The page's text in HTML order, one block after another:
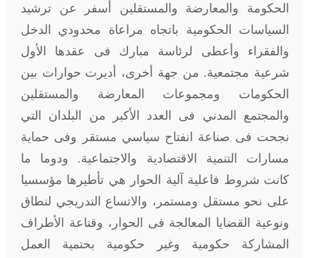
الحكومة والمعارضة والمستقلين أسفر عن ترشيد
السياسات الحكومية باتجاه مراعاة محدودي الدخل
والفقراء وأعطى لرئاسة مبارك فى عقدها الأول
شرعية مجتمعية. من جهة أخرى، أديرت حوارات بين
الحكومات ومجموعات المعارضة والمستقلين
والمجتمع المدني فى العدد الأكبر من البلدان التي
نجحت فى صناعة انفتاح سياسي مستقر وفى حماية
مسارات التنمية الاقتصادية والاجتماعية. ودوما ما
كانت شروط فاعلية آلية الحوار هي تأطيرها مؤسسيا
على نحو مستقل ومستمر، والاتساع التدريجي لنطاق
ونوعية القضايا المعالجة فى الحوار، وقناعة الأطراف
المشاركة حكومية وغير حكومية بحتمية العمل